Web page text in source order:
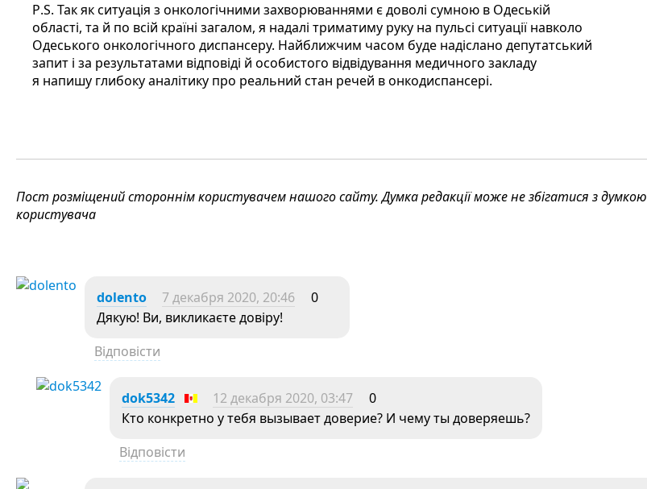
P.S. Так як ситуація з онкологічними захворюваннями є доволі сумною в Одеській
області, та й по всій країні загалом, я надалі триматиму руку на пульсі ситуації навколо
Одеського онкологічного диспансеру. Найближчим часом буде надіслано депутатський
запит і за результатами відповіді й особистого відвідування медичного закладу
я напишу глибоку аналітику про реальний стан речей в онкодиспансері.
Пост розміщений стороннім користувачем нашого сайту. Думка редакції може не збігатися з думкою
користувача
dolento 7 декабря 2020, 20:46
0
Дякую! Ви, викликаєте довіру!
Відповісти
dok5342 12 декабря 2020, 03:47
0
Кто конкретно у тебя вызывает доверие? И чему ты доверяешь?
Відповісти